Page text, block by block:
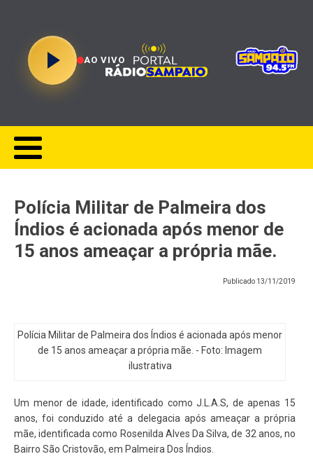
AO VIVO
Polícia Militar de Palmeira dos
Índios é acionada após menor de
15 anos ameaçar a própria mãe.
Publicado 13/11/2019
Polícia Militar de Palmeira dos Índios é acionada após menor
de 15 anos ameaçar a própria mãe. - Foto: Imagem
ilustrativa
Um menor de idade, identificado como J.L.A.S, de apenas 15
anos, foi conduzido até a delegacia após ameaçar a própria
mãe, identificada como Rosenilda Alves Da Silva, de 32 anos, no
Bairro São Cristovão, em Palmeira Dos Índios.